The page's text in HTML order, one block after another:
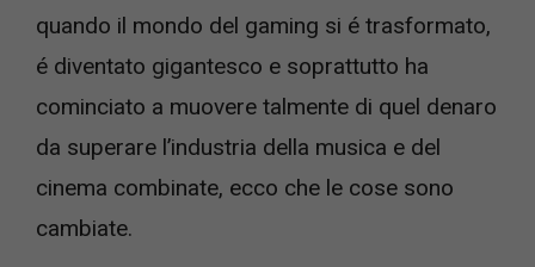
quando il mondo del gaming si é trasformato,
é diventato gigantesco e soprattutto ha
cominciato a muovere talmente di quel denaro
da superare l’industria della musica e del
cinema combinate, ecco che le cose sono
cambiate.